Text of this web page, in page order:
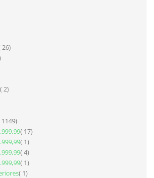
26artículos
2artículos
1149artículos
17artículos
1artículo
4artículos
1artículo
1artículo